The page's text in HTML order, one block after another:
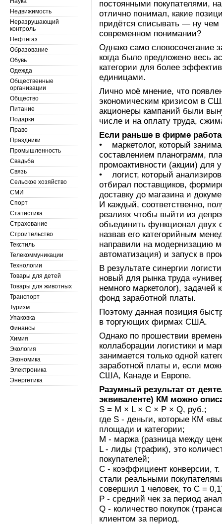
постоянными покупателями,
отлично понимал, какие
придётся списывать — ну
современном понимании?
Однако само словосочетание
когда было предложено весь
категории для более
единицами.
Лично моё мнение, что
экономическим кризисом в
акционеры кампаний были
числе и на оплату труда,
Если раньше в фирме
• маркетолог, который
составлением планограмм,
промоактивности (акции) для
• логист, который
отбирал поставщиков,
доставку до магазина и
И каждый, соответственно,
реалиях чтобы выйти из
объединить функционал двух
назвав его категорийным
направили на модернизацию
автоматизация) и запуск в
В результате синергии
новый для рынка труда
немного маркетолог), задачей
фонд заработной платы.
Поэтому данная позиция
в торгующих фирмах США.
Однако по прошествии
коллаборации логистики и
занимается только одной
заработной платы и, если
США, Канаде и Европе.
Разумный результат от
эквиваленте) КМ можно
S = M × L × C × P × Q, руб.;
где S - деньги, которые КМ
площади и категории;
М - маржа (разница между
L - лиды (трафик), это
покупателей;
С - коэффициент конверсии, т.
стали реальными
совершил 1 человек, то С =
Р - средний чек за период
Q - количество покупок
клиентом за период.
Недвижимость
Неразрушающий
контроль
Нефтегаз
Образование
Обувь
Одежда
Общественные
организации
Общество
Питание
Подарки
Право
Праздники
Промышленность
Свадьба
Связь
Сельское хозяйство
СМИ
Спорт
Статистика
Страхование
Строительство
Текстиль
Телекоммуникации
Технологии
Товары для детей
Товары для животных
Транспорт
Туризм
Упаковка
Финансы
Химия
Экология
Экономика
Электроника
Энергетика